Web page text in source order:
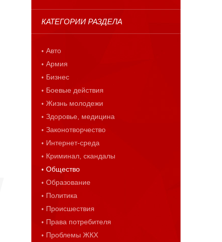
КАТЕГОРИИ РАЗДЕЛА
Авто
Армия
Бизнес
Боевые действия
Жизнь молодежи
Здоровье, медицина
Законотворчество
Интернет-среда
Криминал, скандалы
Общество
Образование
Политика
Происшествия
Права потребителя
Проблемы ЖКХ